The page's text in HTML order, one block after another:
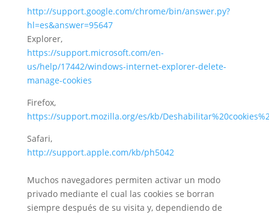
http://support.google.com/chrome/bin/answer.py?
hl=es&answer=95647
Explorer,
https://support.microsoft.com/en-
us/help/17442/windows-internet-explorer-delete-
manage-cookies
Firefox,
https://support.mozilla.org/es/kb/
Safari,
http://support.apple.com/kb/ph5042
Muchos navegadores permiten activar un modo
privado mediante el cual las cookies se borran
siempre después de su visita y, dependiendo de